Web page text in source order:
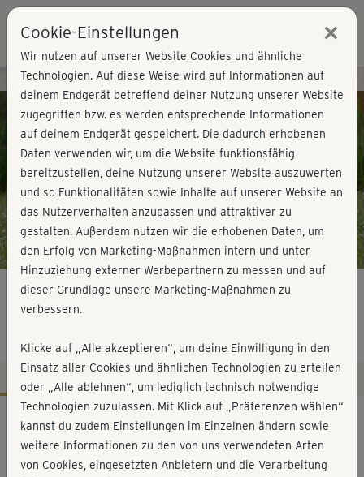
Play
Video
Kursvorschau - Jetzt mitmachen!
Steffis Favorites - Functional BBP
Workout-Facts
mittelschwer
23 Min
Cookie-Einstellungen ×
Wir nutzen auf unserer Website Cookies und ähnliche
Technologien. Auf diese Weise wird auf Informationen auf
deinem Endgerät betreffend deiner Nutzung unserer Website
zugegriffen bzw. es werden entsprechende Informationen
auf deinem Endgerät gespeichert. Die dadurch erhobenen
Daten verwenden wir, um die Website funktionsfähig
bereitzustellen, deine Nutzung unserer Website auszuwerten
und so Funktionalitäten sowie Inhalte auf unserer Website an
das Nutzerverhalten anzupassen und attraktiver zu
gestalten. Außerdem nutzen wir die erhobenen Daten, um
den Erfolg von Marketing-Maßnahmen intern und unter
Hinzuziehung externer Werbepartnern zu messen und auf
dieser Grundlage unsere Marketing-Maßnahmen zu
verbessern.
Klicke auf „Alle akzeptieren“, um deine Einwilligung in den
Einsatz aller Cookies und ähnlichen Technologien zu erteilen
oder „Alle ablehnen“, um lediglich technisch notwendige
Technologien zuzulassen. Mit Klick auf „Präferenzen wählen“
kannst du zudem Einstellungen im Einzelnen ändern sowie
weitere Informationen zu den von uns verwendeten Arten
von Cookies, eingesetzten Anbietern und die Verarbeitung